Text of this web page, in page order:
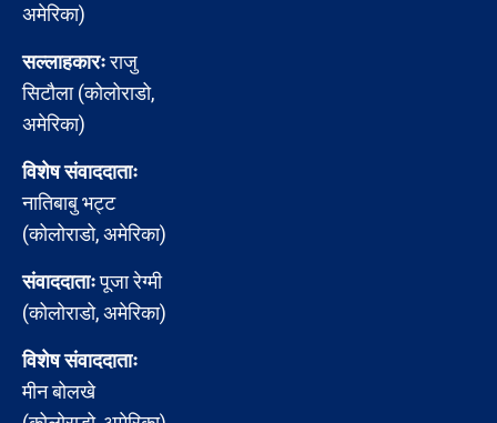
अमेरिका)
सल्लाहकारःराजु
सिटौला (कोलोराडो,
अमेरिका)
विशेष संवाददाताः
नातिबाबु भट्ट
(कोलोराडो, अमेरिका)
संवाददाताःपूजा रेग्मी
(कोलोराडो, अमेरिका)
विशेष संवाददाताः
मीन बोलखे